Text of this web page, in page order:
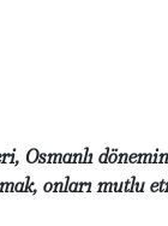
Osmanlı
onları mutlu